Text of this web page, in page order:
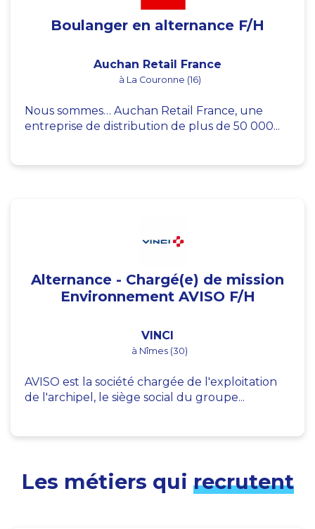
Boulanger en alternance F/H
Auchan Retail France
à La Couronne (16)
Nous sommes… Auchan Retail France, une
entreprise de distribution de plus de 50 000...
Alternance - Chargé(e) de mission
Environnement AVISO F/H
VINCI
à Nîmes (30)
AVISO est la société chargée de l'exploitation
de l'archipel, le siège social du groupe...
Les métiers qui recrutent